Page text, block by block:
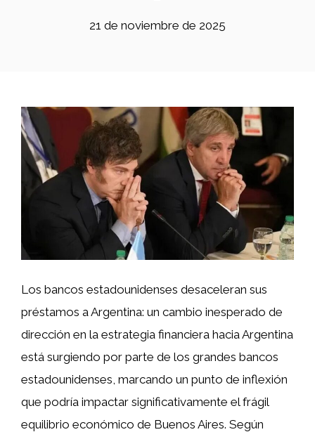
21 de noviembre de 2025
Los bancos estadounidenses desaceleran sus
préstamos a Argentina: un cambio inesperado de
dirección en la estrategia financiera hacia Argentina
está surgiendo por parte de los grandes bancos
estadounidenses, marcando un punto de inflexión
que podría impactar significativamente el frágil
equilibrio económico de Buenos Aires. Según